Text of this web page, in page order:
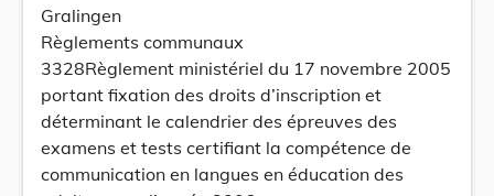
Gralingen
Règlements communaux
3328Règlement ministériel du 17 novembre 2005
portant fixation des droits d’inscription et
déterminant le calendrier des épreuves des
examens et tests certifiant la compétence de
communication en langues en éducation des